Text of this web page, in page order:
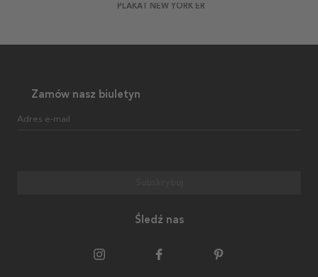
PLAKAT NEW YORK ER
Zamów nasz biuletyn
Adres e-mail
Śledź nas